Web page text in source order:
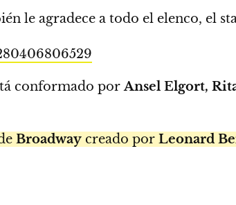
le agradece a todo el elenco, el
conformado porAnsel Elgort,
Broadway creado por Leonard